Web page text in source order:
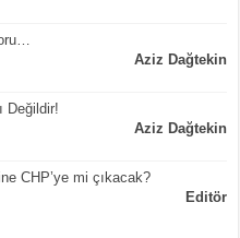
Aziz Dağtekin
Değildir!
Aziz Dağtekin
CHP’ye mi çıkacak?
Editör